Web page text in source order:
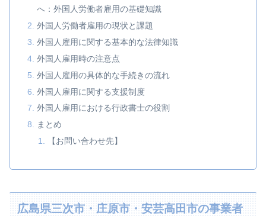
へ：外国人労働者雇用の基礎知識
外国人労働者雇用の現状と課題
外国人雇用に関する基本的な法律知識
外国人雇用時の注意点
外国人雇用の具体的な手続きの流れ
外国人雇用に関する支援制度
外国人雇用における行政書士の役割
まとめ
【お問い合わせ先】
広島県三次市・庄原市・安芸高田市の事業者